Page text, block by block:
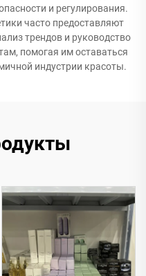
и регулирования.
часто предоставляют
трендов и руководство
помогая им оставаться
индустрии красоты.